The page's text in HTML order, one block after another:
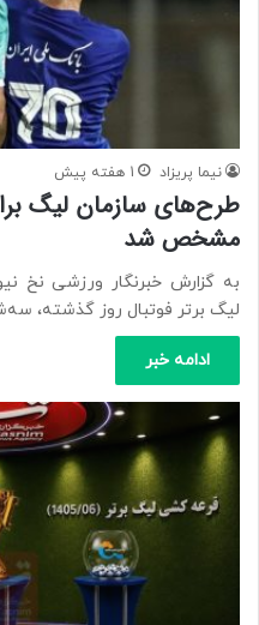
نیما پریزاد 1 هفته پیش
طرح‌های سازمان لیگ
مشخص شد
به گزارش خبرنگار ورزشی نخ
لیگ برتر فوتبال روز گذشته،
ادامه خبر